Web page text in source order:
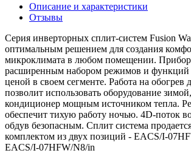
Описание и характеристики
Отзывы
Cерия инверторных сплит-систем Fusion
оптимальным решением для создания
микроклимата в любом помещении.
расширенным набором режимов и функций
ценой в своем сегменте. Работа на обогрев
позволит использовать оборудование
кондиционер мощным источником тепла.
обеспечит тихую работу ночью. 4D-поток
обдув безопасным. Сплит система
комплектом из двух позиций - EACS/I-
EACS/I-07HFW/N8/in